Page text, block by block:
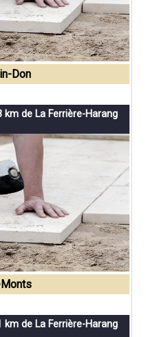
Don
km de La Ferrière-Harang
km de La Ferrière-Harang